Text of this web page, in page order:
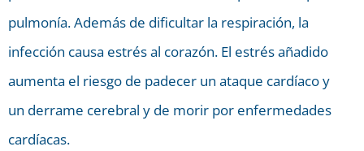
pulmonía. Además de dificultar la respiración, la
infección causa estrés al corazón. El estrés añadido
aumenta el riesgo de padecer un ataque cardíaco y
un derrame cerebral y de morir por enfermedades
cardíacas.